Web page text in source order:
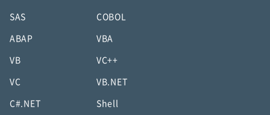
SAS COBOL
ABAP VBA
VB VC++
VC VB.NET
C#.NET Shell